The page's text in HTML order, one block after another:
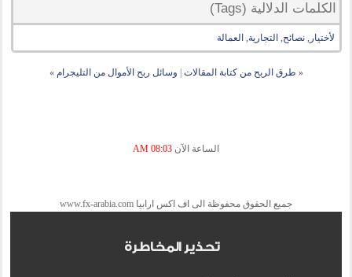
الكلمات الدلالية (Tags)
لأختيار ,نصائح, التجارية, العمالة
« طرق الربح من كتابة المقالات وسائل ربح الأموال من التليجرام »
الساعة الآن 08:03 AM
جميع الحقوق محفوظة الى اف اكس ارابيا www.fx-arabia.com
تحذير المخاطرة